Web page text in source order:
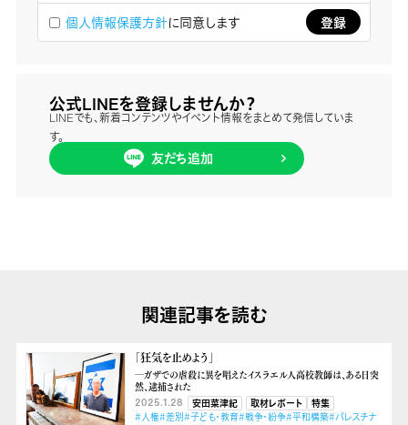
個人情報保護方針に同意します
公式LINEを登録しませんか？
LINEでも、新着コンテンツやイベント情報をまとめて発信していま
す。
友だち追加
関連記事を読む
「狂気を止めよう」
―ガザでの虐殺に異を唱えたイスラエル人高校教師は、ある日突
然、逮捕された
2025.1.28 安田菜津紀 取材レポート
特集
#人権#差別#子ども・教育#戦争・紛争#平和構築#パレスチナ